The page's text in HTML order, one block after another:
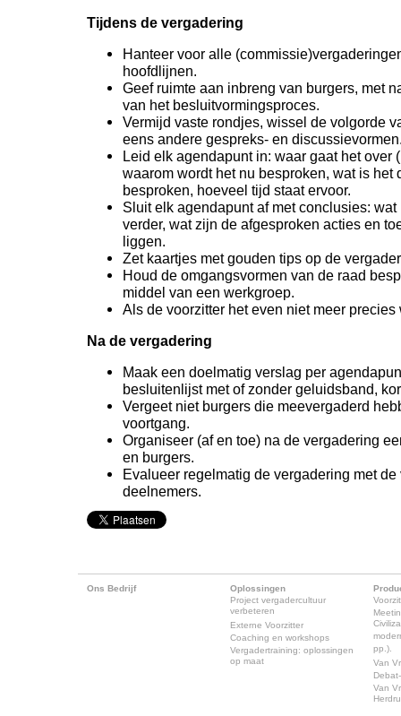
Tijdens de vergadering
Hanteer voor alle
hoofdlijnen.
Geef ruimte aan inbreng van burgers, met
van het besluitvormingsproces.
Vermijd vaste rondjes, wissel de volgorde
eens andere gespreks- en
Leid elk agendapunt in: waar gaat het over
waarom wordt het nu besproken, wat is het
besproken, hoeveel tijd staat ervoor.
Sluit elk agendapunt af met conclusies:
verder, wat zijn de afgesproken acties en
liggen.
Zet kaartjes met gouden tips op de
Houd de omgangsvormen van de raad
middel van een werkgroep.
Als de voorzitter het even niet meer
Na de vergadering
Maak een doelmatig verslag per
besluitenlijst met of zonder geluidsband,
Vergeet niet burgers die meevergaderd
voortgang.
Organiseer (af en toe) na de vergadering
en burgers.
Evalueer regelmatig de vergadering met de
deelnemers.
Ons Bedrijf
Oplossingen
Project vergadercultuur
verbeteren
Externe Voorzitter
Coaching en workshops
Vergadertraining: oplossingen
op maat
pp.).
Van
Van